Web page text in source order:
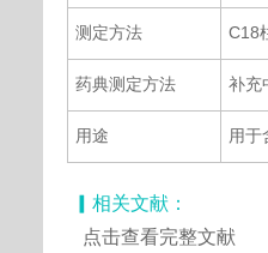
测定方法 C18
药典测定方法 补充
用途 用于
▎相关文献：
点击查看完整文献